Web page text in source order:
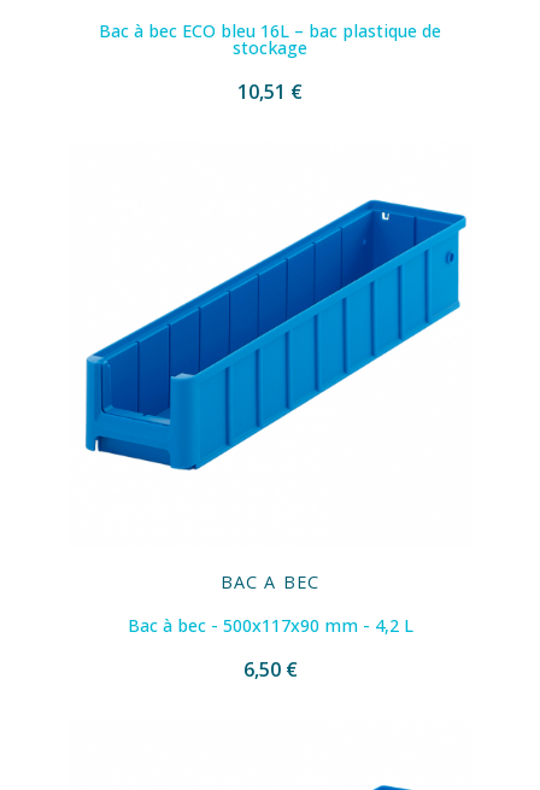
Bac à bec ECO bleu 16L – bac plastique de
stockage
10,51 €
BAC A BEC
Bac à bec - 500x117x90 mm - 4,2 L
6,50 €